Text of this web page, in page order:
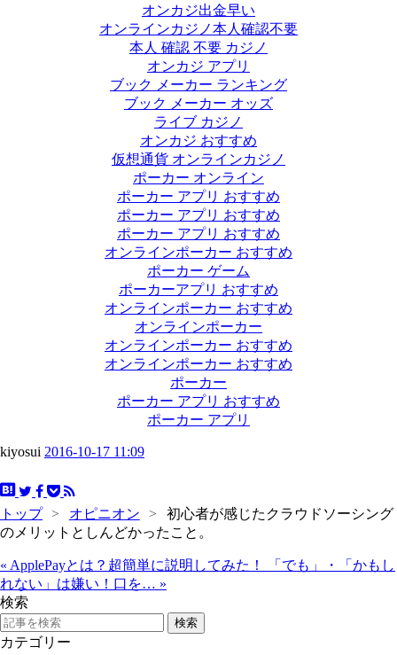
オンカジ出金早い
オンラインカジノ本人確認不要
本人 確認 不要 カジノ
オンカジ アプリ
ブック メーカー ランキング
ブック メーカー オッズ
ライブ カジノ
オンカジ おすすめ
仮想通貨 オンラインカジノ
ポーカー オンライン
ポーカー アプリ おすすめ
ポーカー アプリ おすすめ
ポーカー アプリ おすすめ
オンラインポーカー おすすめ
ポーカー ゲーム
ポーカーアプリ おすすめ
オンラインポーカー おすすめ
オンラインポーカー
オンラインポーカー おすすめ
オンラインポーカー おすすめ
ポーカー
ポーカー アプリ おすすめ
ポーカー アプリ
kiyosui 2016-10-17 11:09
トップ > オピニオン >
初心者が感じたクラウドソーシング
のメリットとしんどかったこと。
« ApplePayとは？超簡単に説明してみた！
「でも」・「かもし
れない」は嫌い！口を… »
検索
カテゴリー